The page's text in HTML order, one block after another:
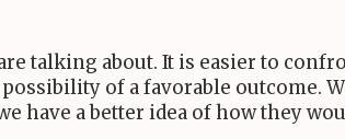
talking about. It is easier to
of a favorable outcome.
have a better idea of how they